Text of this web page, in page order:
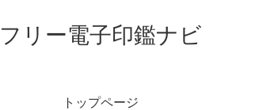
フリー電子印鑑ナビ
トップページ